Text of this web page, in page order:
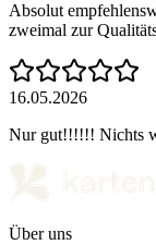
Absolut
zweimal zur
16.05.2026
Nur gut!!!!!! Nichts
Über uns